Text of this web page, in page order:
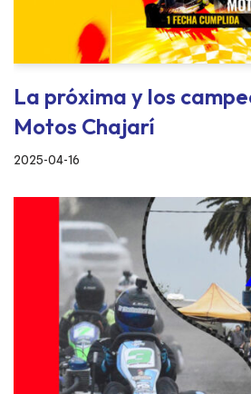
La próxima y los
Motos Chajarí
2025-04-16